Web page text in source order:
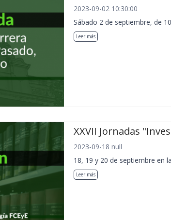
2023-09-02 10:30:00
Sábado 2 de septiembre, de
Leer más
XXVII Jornadas
2023-09-18 null
18, 19 y 20 de septiembre en
Leer más